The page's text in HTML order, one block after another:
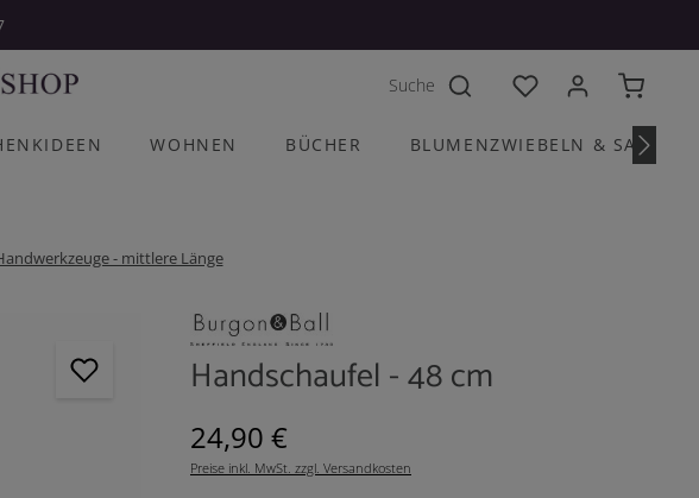
Du hast 0 Produkte
WOHNEN BÜCHER BLUMENZWIEBELN &
- mittlere Länge
Handschaufel - 48 cm
Regulärer Preis:
24,90 €
Preise inkl. MwSt. zzgl. Versandkosten